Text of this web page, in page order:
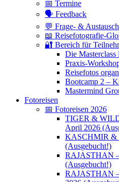
📅 Termine
🗣 Feedback
💬 Frage- &
📖 Reisefotografie-
🔐 Bereich für
Die Masterclass
Praxis-
Reisefotos
Bootcamp 2 –
Mastermind
Fotoreisen
📅 Fotoreisen 2026
TIGER &
April 2026
KASCHMIR &
(Ausgebucht!)
RAJASTHAN
(Ausgebucht!)
RAJASTHAN –